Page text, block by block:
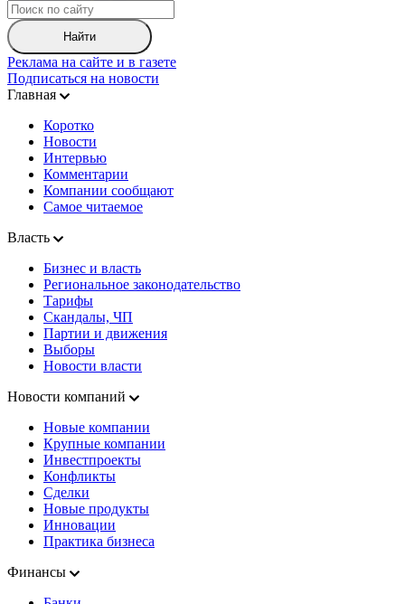
Найти
Реклама на сайте и в газете
Подписаться на новости
Главная
Коротко
Новости
Интервью
Комментарии
Компании сообщают
Самое читаемое
Власть
Бизнес и власть
Региональное законодательство
Тарифы
Скандалы, ЧП
Партии и движения
Выборы
Новости власти
Новости компаний
Новые компании
Крупные компании
Инвестпроекты
Конфликты
Сделки
Новые продукты
Инновации
Практика бизнеса
Финансы